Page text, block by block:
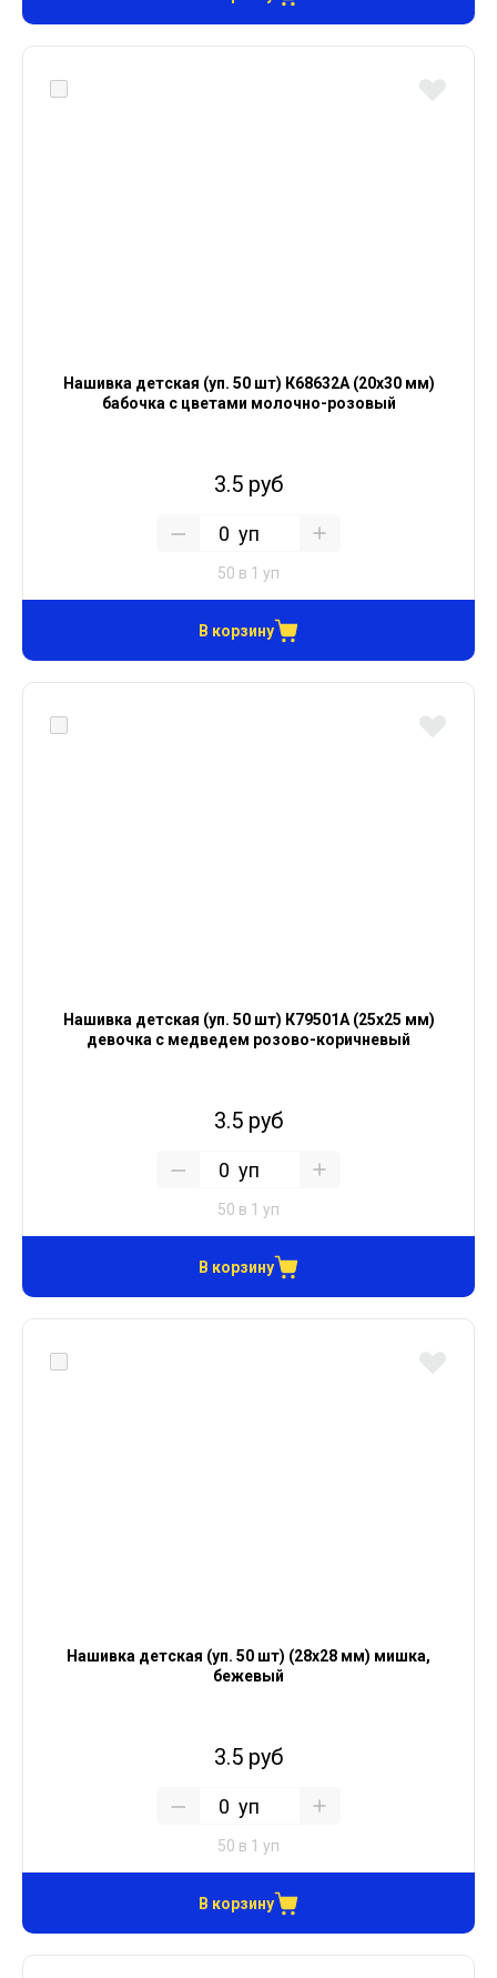
Нашивка детская (уп. 50 шт) К68632А (20х30 мм)
бабочка с цветами молочно-розовый
3.5 руб
уп
50 в 1 уп
В корзину
Нашивка детская (уп. 50 шт) К79501А (25х25 мм)
девочка с медведем розово-коричневый
3.5 руб
уп
50 в 1 уп
В корзину
Нашивка детская (уп. 50 шт) (28х28 мм) мишка,
бежевый
3.5 руб
уп
50 в 1 уп
В корзину